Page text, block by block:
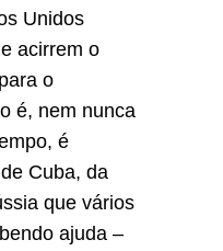
Unidos
acirrem o
o
é, nem nunca
é
Cuba, da
que vários
ajuda –